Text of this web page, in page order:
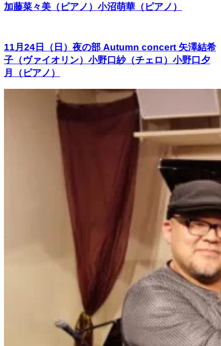
加藤菜々美（ピアノ）小沼萌華（ピアノ）
11月24日（日）夜の部 Autumn concert 矢澤結希
子（ヴァイオリン）小野口紗（チェロ）小野口夕
月（ピアノ）